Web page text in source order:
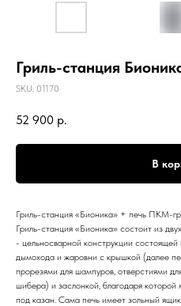
Гриль-станция
SKU: 01170
52 900 р.
В
Гриль-станция «Бионика» + печь ПКМ-
Гриль-станция «Бионика» состоит из
- цельносварной конструкции
дымохода и жаровни с крышкой (далее
прорезями для шампуров, отверстиями
шибера) и заслонкой, благодаря которой
под казан. Сама печь имеет зольный